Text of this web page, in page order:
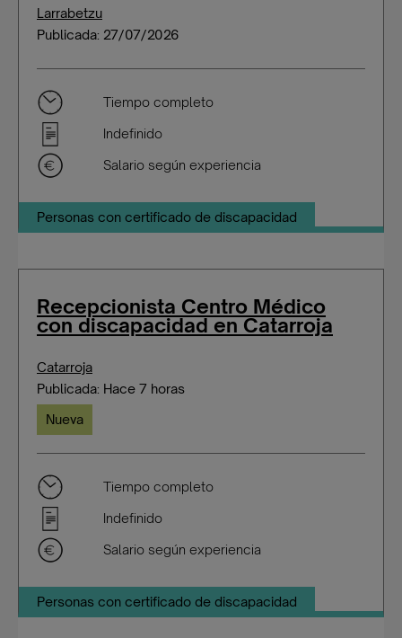
Larrabetzu
Publicada: 27/07/2026
Tiempo completo
Indefinido
Salario según experiencia
Personas con certificado de discapacidad
Recepcionista Centro Médico
con discapacidad en Catarroja
Catarroja
Publicada: Hace 7 horas
Nueva
Tiempo completo
Indefinido
Salario según experiencia
Personas con certificado de discapacidad